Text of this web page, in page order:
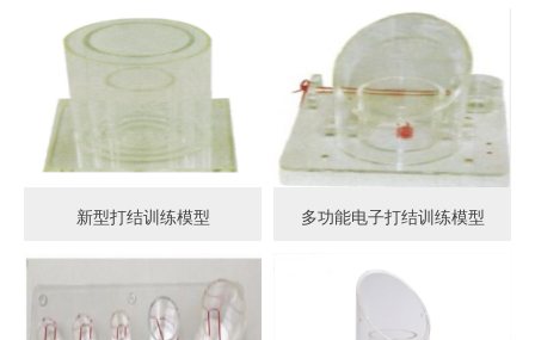
新型打结训练模型 多功能电子打结训练模型